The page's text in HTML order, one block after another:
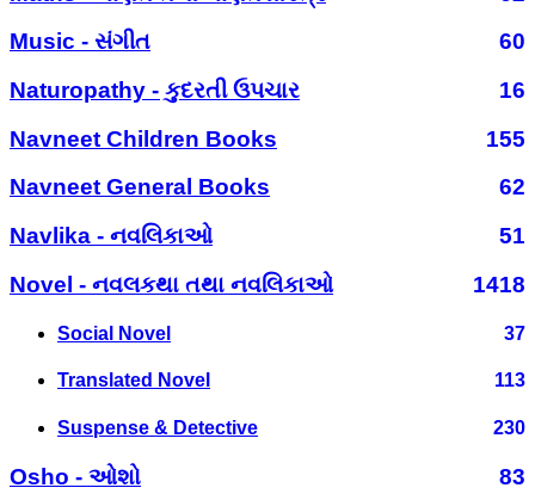
Music - સંગીત
60
Naturopathy - કુદરતી ઉપચાર
16
Navneet Children Books
155
Navneet General Books
62
Navlika - નવલિકાઓ
51
Novel - નવલકથા તથા નવલિકાઓ
1418
Social Novel 37
Translated Novel 113
Suspense & Detective 230
Osho - ઓશો
83